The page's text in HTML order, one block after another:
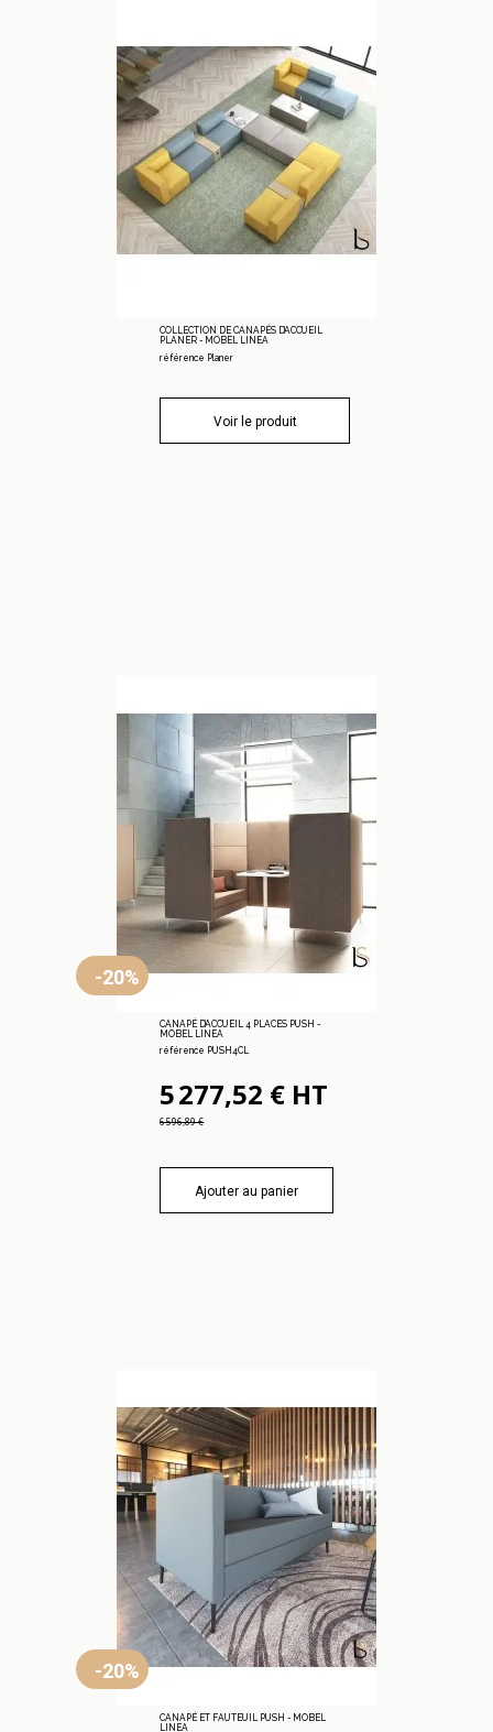
COLLECTION DE CANAPÉS D’ACCUEIL
PLANER - MOBEL LINEA
référence Planer
Voir le produit
-20%
CANAPÉ D’ACCUEIL 4 PLACES PUSH -
MOBEL LINEA
référence PUSH4CL
5 277,52 € HT
6 596,89 €
Ajouter au panier
-20%
CANAPÉ ET FAUTEUIL PUSH - MOBEL
LINEA